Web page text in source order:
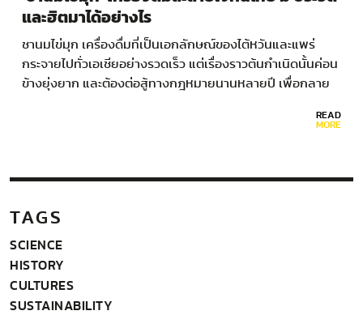
และฮิตมาได้อย่างไร
ชานมไข่มุก เครื่องดื่มที่เป็นเอกลักษณ์ของไต้หวันและแพร่
กระจายไปทั่วเอเชียอย่างรวดเร็ว แต่เรื่องราวต้นกำเนิดนั้นค่อน
ข้างยุ่งยาก และต้องต่อสู้ทางกฎหมายนานหลายปี เพื่อกลาย
READ
MORE
TAGS
SCIENCE
HISTORY
CULTURES
SUSTAINABILITY